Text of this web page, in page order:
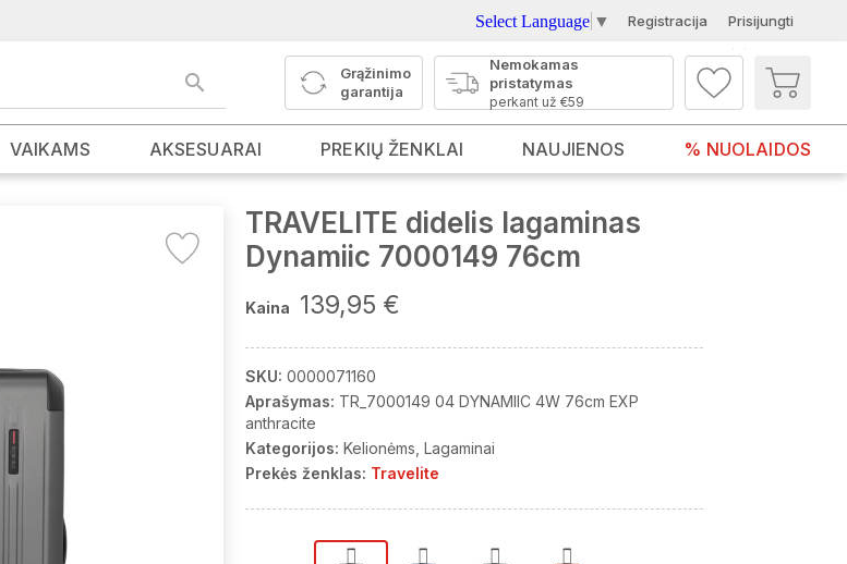
Select Language ▼ Registracija Prisijungti
Grąžinimo
garantija
Nemokamas
pristatymas
perkant už €59
VAIKAMS AKSESUARAI PREKIŲ ŽENKLAI NAUJIENOS % NUOLAIDOS
TRAVELITE didelis lagaminas
Dynamiic 7000149 76cm
Kaina 139,95 €
SKU: 0000071160
Aprašymas: TR_7000149 04 DYNAMIIC 4W 76cm EXP
anthracite
Kategorijos: Kelionėms Lagaminai
Prekės ženklas: Travelite